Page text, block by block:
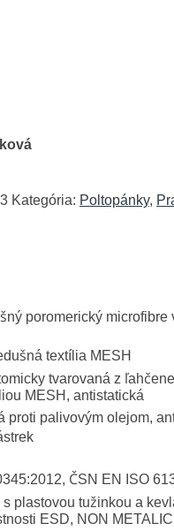
Kategória: Poltopánky,
poromerický microfibre
textília MESH
tvarovaná z
MESH, antistatická
proti palivovým olejom,
ČSN EN ISO
plastovou tužinkou a
ESD, NON METALIC